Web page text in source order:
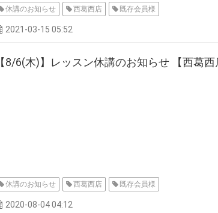
休講のお知らせ 西葛西店 既存会員様
2021-03-15 05:52
【8/6(木)】レッスン休講のお知らせ 【西葛西
休講のお知らせ 西葛西店 既存会員様
2020-08-04 04:12